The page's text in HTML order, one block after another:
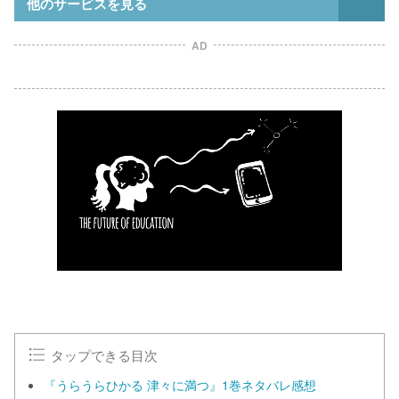
AD
タップできる目次
『うらうらひかる 津々に満つ』1巻ネタバレ感想